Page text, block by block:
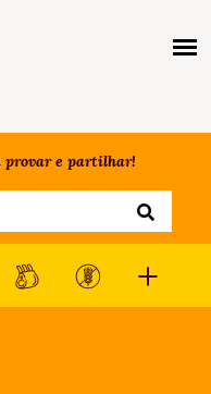
provar e partilhar!